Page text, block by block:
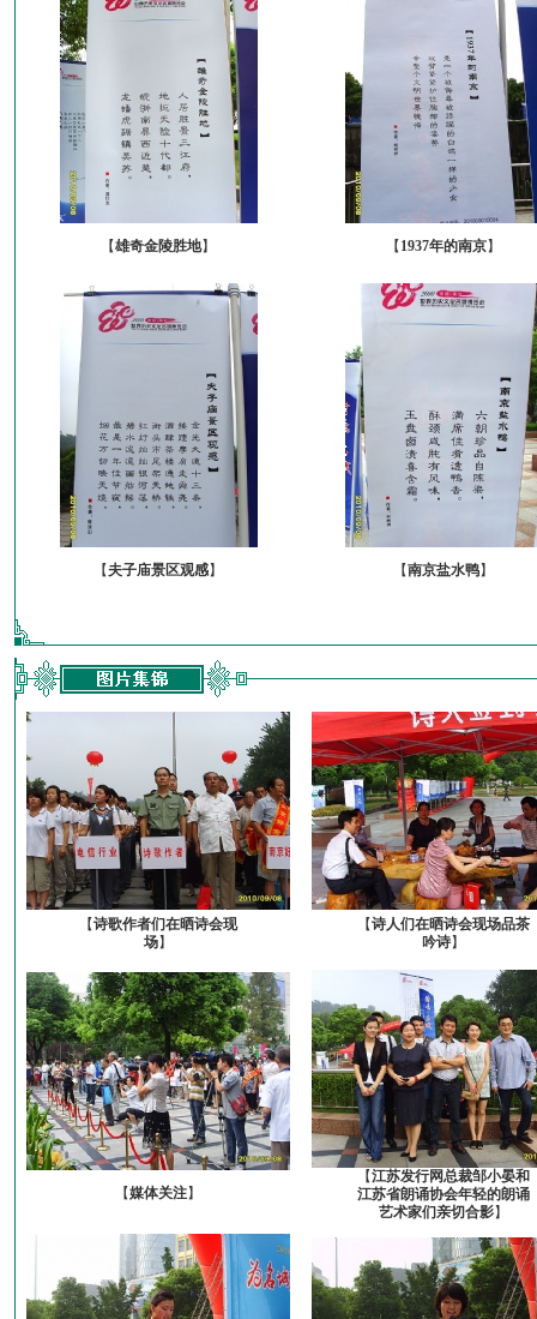
【雄奇金陵胜地】 【 1937年的南京】
【夫子庙景区观感】 【南京盐水鸭】
【诗歌作者们在晒诗会现
场】
【诗人们在晒诗会现场品茶
吟诗】
【媒体关注】
【江苏发行网总裁邹小晏和
江苏省朗诵协会年轻的朗诵
艺术家们亲切合影】